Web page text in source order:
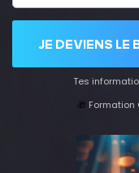
JE DEVIENS LE
Tes
🎁 Formation